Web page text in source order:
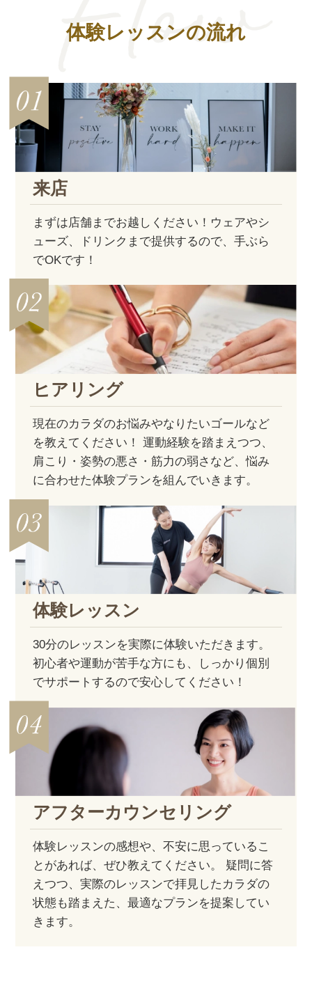
体験レッスンの流れ
来店
まずは店舗までお越しください！ウェアやシ
ューズ、ドリンクまで提供するので、手ぶら
でOKです！
ヒアリング
現在のカラダのお悩みやなりたいゴールなど
を教えてください！ 運動経験を踏まえつつ、
肩こり・姿勢の悪さ・筋力の弱さなど、悩み
に合わせた体験プランを組んでいきます。
体験レッスン
30分のレッスンを実際に体験いただきます。
初心者や運動が苦手な方にも、しっかり個別
でサポートするので安心してください！
アフターカウンセリング
体験レッスンの感想や、不安に思っているこ
とがあれば、ぜひ教えてください。 疑問に答
えつつ、実際のレッスンで拝見したカラダの
状態も踏まえた、最適なプランを提案してい
きます。